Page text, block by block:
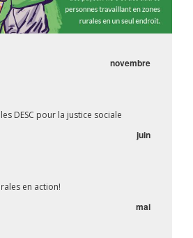
novembre
DESC pour la justice sociale
juin
en action!
mai